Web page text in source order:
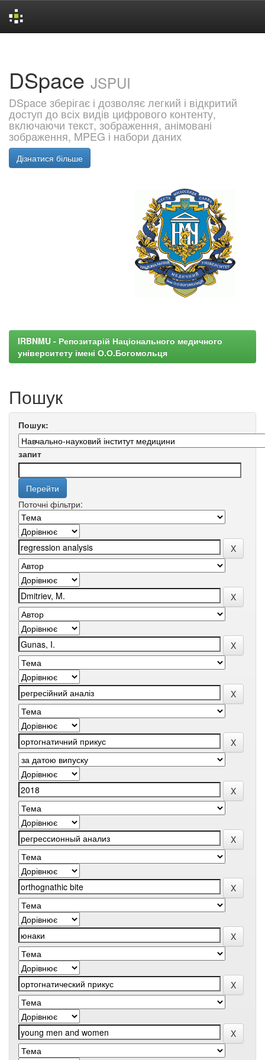
DSpace JSPUI
DSpace зберігає і дозволяє легкий і відкритий
доступ до всіх видів цифрового контенту,
включаючи текст, зображення, анімовані
зображення, MPEG і набори даних
Дізнатися більше
IRBNMU - Репозитарій Національного медичного
університету імені О.О.Богомольця
Пошук
Пошук:
запит
Поточні фільтри: